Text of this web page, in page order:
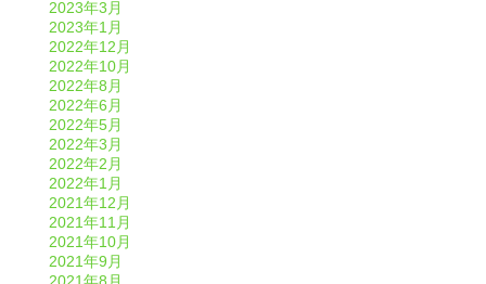
2023年3月
2023年1月
2022年12月
2022年10月
2022年8月
2022年6月
2022年5月
2022年3月
2022年2月
2022年1月
2021年12月
2021年11月
2021年10月
2021年9月